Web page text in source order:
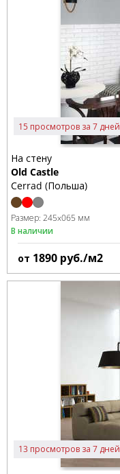
15 просмотров за 7 дней
На стену
Old Castle
Cerrad (Польша)
Размер: 245x065 мм
В наличии
от 1890 руб./м2
13 просмотров за 7 дней